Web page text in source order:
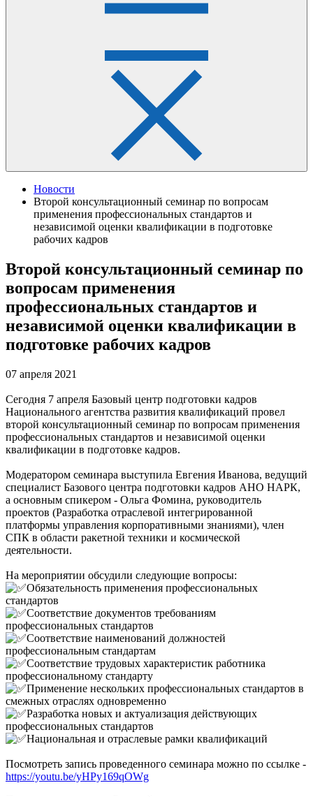
Новости
Второй консультационный семинар по вопросам
применения профессиональных стандартов и
независимой оценки квалификации в подготовке
рабочих кадров
Второй консультационный семинар по
вопросам применения
профессиональных стандартов и
независимой оценки квалификации в
подготовке рабочих кадров
07 апреля 2021
Сегодня 7 апреля Базовый центр подготовки кадров
Национального агентства развития квалификаций провел
второй консультационный семинар по вопросам применения
профессиональных стандартов и независимой оценки
квалификации в подготовке кадров.
Модератором семинара выступила Евгения Иванова, ведущий
специалист Базового центра подготовки кадров АНО НАРК,
а основным спикером - Ольга Фомина, руководитель
проектов (Разработка отраслевой интегрированной
платформы управления корпоративными знаниями), член
СПК в области ракетной техники и космической
деятельности.
На мероприятии обсудили следующие вопросы:
Обязательность применения профессиональных
стандартов
Соответствие документов требованиям
профессиональных стандартов
Соответствие наименований должностей
профессиональным стандартам
Соответствие трудовых характеристик работника
профессиональному стандарту
Применение нескольких профессиональных стандартов в
смежных отраслях одновременно
Разработка новых и актуализация действующих
профессиональных стандартов
Национальная и отраслевые рамки квалификаций
Посмотреть запись проведенного семинара можно по ссылке -
https://youtu.be/yHPy169qOWg